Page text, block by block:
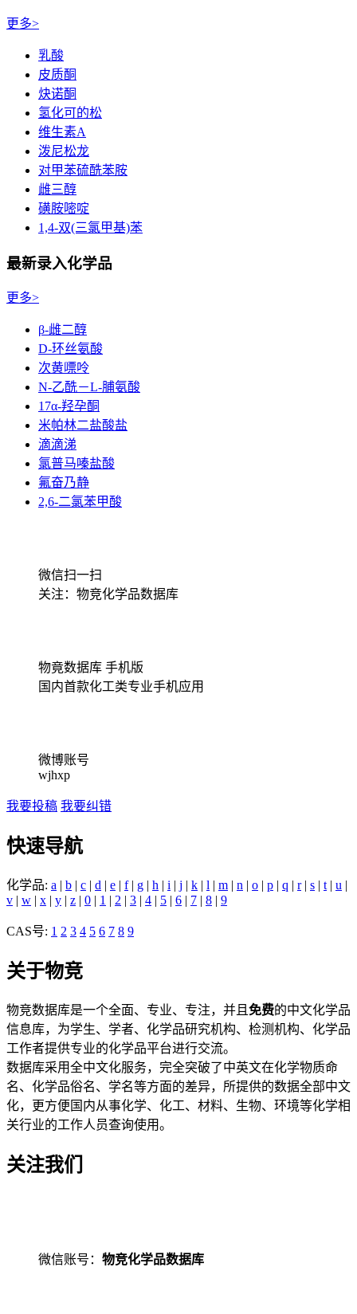
更多>
乳酸
皮质酮
炔诺酮
氢化可的松
维生素A
泼尼松龙
对甲苯硫酰苯胺
雌三醇
磺胺嘧啶
1,4-双(三氯甲基)苯
最新录入化学品
更多>
β-雌二醇
D-环丝氨酸
次黄嘌呤
N-乙酰－L-脯氨酸
17α-羟孕酮
米帕林二盐酸盐
滴滴涕
氯普马嗪盐酸
氟奋乃静
2,6-二氯苯甲酸
微信扫一扫
关注：物竞化学品数据库
物竟数据库 手机版
国内首款化工类专业手机应用
微博账号
wjhxp
我要投稿 我要纠错
快速导航
化学品: a | b | c | d | e | f| g | h | i | j | k | l | m | n | o | p | q | r| s | t | u |
v | w | x | y | z | 0 | 1 | 2 | 3 | 4 | 5 | 6 | 7 | 8 | 9
CAS号: 1 2 3 4 5 6 7 8 9
关于物竞
物竞数据库是一个全面、专业、专注，并且 免费的中文化学品
信息库，为学生、学者、化学品研究机构、检测机构、化学品
工作者提供专业的化学品平台进行交流。
数据库采用全中文化服务，完全突破了中英文在化学物质命
名、化学品俗名、学名等方面的差异，所提供的数据全部中文
化，更方便国内从事化学、化工、材料、生物、环境等化学相
关行业的工作人员查询使用。
关注我们
微信账号： 物竞化学品数据库